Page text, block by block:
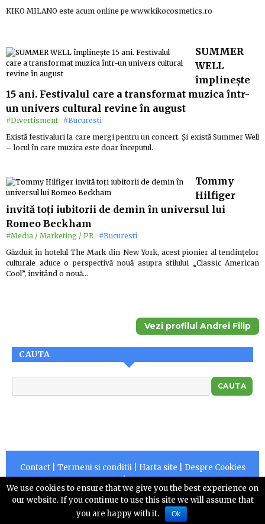
KIKO MILANO este acum online pe www.kikocosmetics.ro
SUMMER
WELL
împlinește
15 ani. Festivalul care a transformat muzica într-
un univers cultural revine în august
#Divertisment #Bucuresti
Există festivaluri la care mergi pentru un concert. Și există Summer Well
– locul în care muzica este doar începutul.
Tommy
Hilfiger
invită toți iubitorii de demin în universul lui
Romeo Beckham
#Media / Marketing / PR #Bucuresti
Găzduit în hotelul The Mark din New York, acest pionier al tendințelor
culturale aduce o perspectivă nouă asupra stilului „Classic American
Cool”, invitând o nouă…
Vezi profilul Andrei Filip
CAUTA
Contact| Termeni si conditii| Harta site
Despre Cookies
|RSS
Copyright © 2026 |Centruldepresa.ro este operator de
date cu caracter personal numarul 10828
We use cookies to ensure that we give you the best experience on
our website. If you continue to use this site we will assume that
you are happy with it.
Ok